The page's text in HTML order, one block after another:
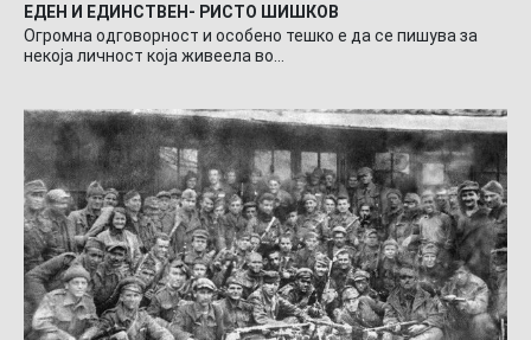
ЕДЕН И ЕДИНСТВЕН- РИСТО ШИШКОВ
Огромна одговорност и особено тешко е да се пишува за
некоја личност која живеела во…